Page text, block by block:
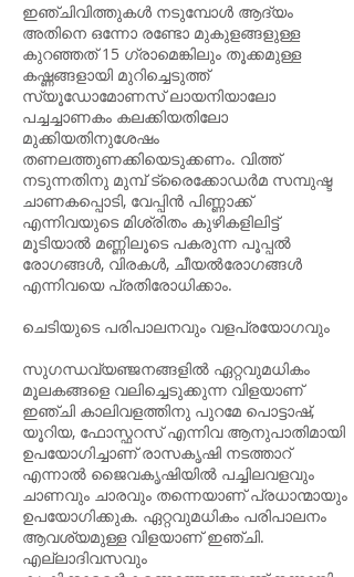
ഇഞ്ചിവിത്തുകൾ നടുമ്പോൾ ആദ്യം
അതിനെ ഒന്നോ രണ്ടോ മുകുളങ്ങളുള്ള
കുറഞ്ഞത് 15 ഗ്രാമെങ്കിലും തൂക്കമുള്ള
കഷ്ണങ്ങളായി മുറിച്ചെടുത്ത്
സ്യൂഡോമോണസ് ലായനിയാലോ
പച്ചച്ചാണകം കലക്കിയതിലോ
മുക്കിയതിനുശേഷം
തണലത്തുണക്കിയെടുക്കണം. വിത്ത്
നടുന്നതിനു മുമ്പ് ട്രൈക്കോഡർമ സമ്പുഷ്ട
ചാണകപ്പൊടി, വേപ്പിൻ പിണ്ണാക്ക്
എന്നിവയുടെ മിശ്രിതം കുഴികളിലിട്ട്
മൂടിയാൽ മണ്ണിലൂടെ പകരുന്ന പൂപ്പൽ
രോഗങ്ങൾ, വിരകൾ, ചീയൽരോഗങ്ങൾ
എന്നിവയെ പ്രതിരോധിക്കാം.
ചെടിയുടെ പരിപാലനവും വളപ്രയോഗവും
സുഗന്ധവ്യഞ്ജനങ്ങളിൽ ഏറ്റവുമധികം
മൂലകങ്ങളെ വലിച്ചെടുക്കുന്ന വിളയാണ്
ഇഞ്ചി കാലിവളത്തിനു പുറമേ പൊട്ടാഷ്,
യൂറിയ, ഫോസ്ഫറസ് എന്നിവ ആനുപാതിമായി
ഉപയോഗിച്ചാണ് രാസകൃഷി നടത്താറ്
എന്നാൽ ജൈവകൃഷിയിൽ പച്ചിലവളവും
ചാണവും ചാരവും തന്നെയാണ് പ്രധാന്മായും
ഉപയോഗിക്കുക. ഏറ്റവുമധികം പരിപാലനം
ആവശ്യമുള്ള വിളയാണ് ഇഞ്ചി.
എല്ലാദിവസവും